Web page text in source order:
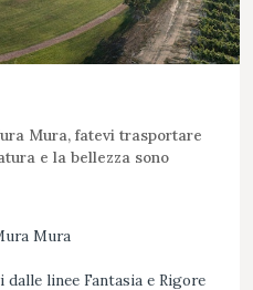
Mura, fatevi trasportare
e la bellezza sono
Mura​
linee Fantasia e Rigore